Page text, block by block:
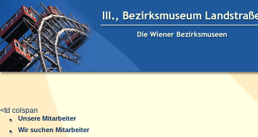
<td colspan
Unsere Mitarbeiter
Wir suchen Mitarbeiter